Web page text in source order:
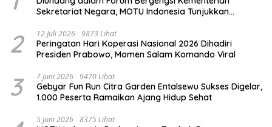
Sekretariat Negara, MOTU Indonesia Tunjukkan
2 12 Juli 2026 9873 Lihat
Peringatan Hari Koperasi Nasional 2026 Dihadiri
Presiden Prabowo, Momen Salam Komando Viral
3 7 Juni 2026 9470 Lihat
Gebyar Fun Run Citra Garden Entalsewu Sukses Digelar,
1.000 Peserta Ramaikan Ajang Hidup Sehat
5 Juni 2026 8375 Lihat